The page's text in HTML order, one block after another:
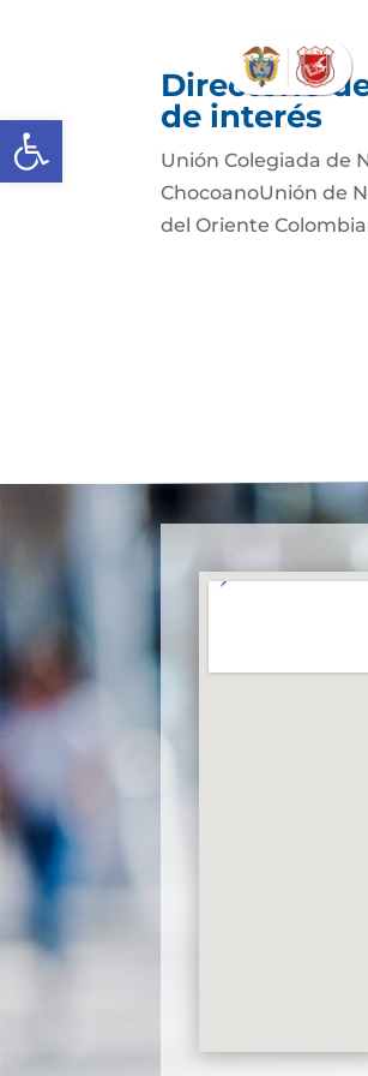
Abrir barra de herramientas
Directorio
de interés
Unión Colegiada de
ChocoanoUnión de
del Oriente